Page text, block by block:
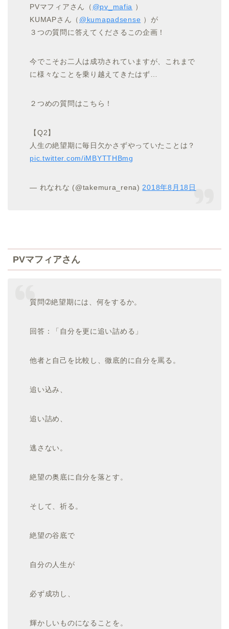
PVマフィアさん（ @pv_mafia ）
KUMAPさん（ @kumapadsense ）が
３つの質問に答えてくださるこの企画！
今でこそお二人は成功されていますが、これまで
に様々なことを乗り越えてきたはず…
２つめの質問はこちら！
【Q2】
人生の絶望期に毎日欠かさずやっていたことは？
pic.twitter.com/iMBYTTHBmg
— れなれな (@takemura_rena)2018年8月18日
PVマフィアさん
質問➁絶望期には、何をするか。
回答：「自分を更に追い詰める」
他者と自己を比較し、徹底的に自分を罵る。
追い込み、
追い詰め、
逃さない。
絶望の奥底に自分を落とす。
そして、祈る。
絶望の谷底で
自分の人生が
必ず成功し、
輝かしいものになることを。